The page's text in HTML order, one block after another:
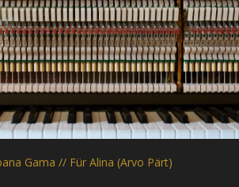
Gama // Für Alina (Arvo Pärt)